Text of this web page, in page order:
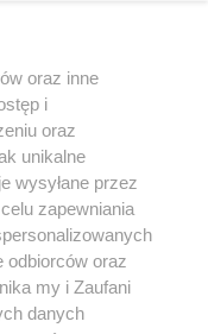
Youtube
oraz inne
i
oraz
unikalne
wysyłane przez
zapewniania
odbiorców oraz
my i Zaufani
danych